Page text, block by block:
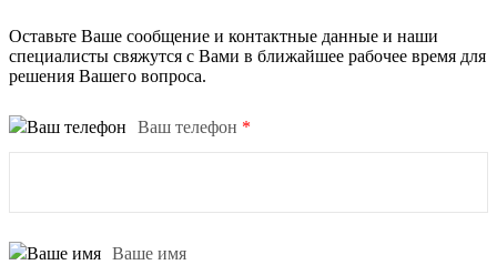
Оставьте Ваше сообщение и контактные данные и наши
специалисты свяжутся с Вами в ближайшее рабочее время для
решения Вашего вопроса.
Ваш телефон *
Ваше имя